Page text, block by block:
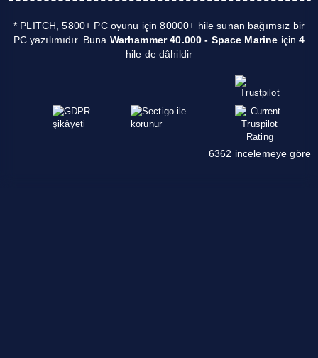
* PLITCH, 5800+ PC oyunu için 80000+ hile sunan bağımsız bir
PC yazılımıdır. Buna Warhammer 40.000 - Space Marine için4
hile de dâhildir
6362 incelemeye göre